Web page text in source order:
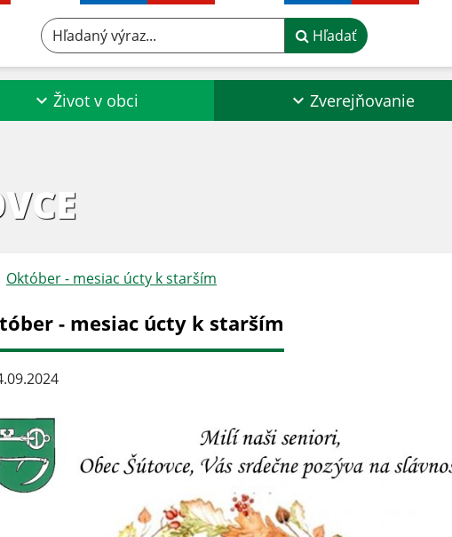
Hľadaný výraz... Hľadať
Život v obci Zverejňovanie
Október - mesiac úcty k starším
- mesiac úcty k starším